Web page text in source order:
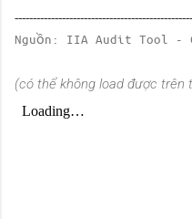
Nguồn: IIA Audit Tool -
(có thể không load được trên